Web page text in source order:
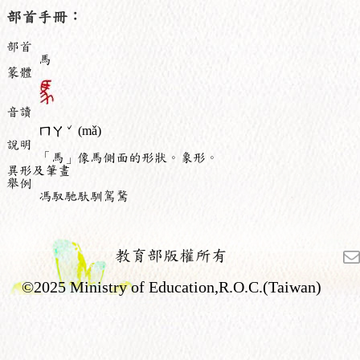
部首手冊：
部首
馬
篆體
音讀
ㄇㄚ ˇ (mǎ)
說明
「馬」像馬側面的形狀。象形。
異形及筆畫
舉例
馮馭馳馱馴駕騖
教育部版權所有
©2025 Ministry of Education,R.O.C.(Taiwan)